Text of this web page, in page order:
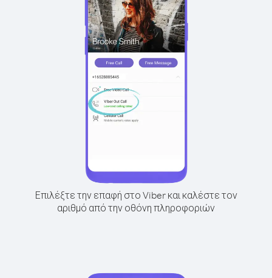
Επιλέξτε την επαφή στο Viber και καλέστε τον
αριθμό από την οθόνη πληροφοριών